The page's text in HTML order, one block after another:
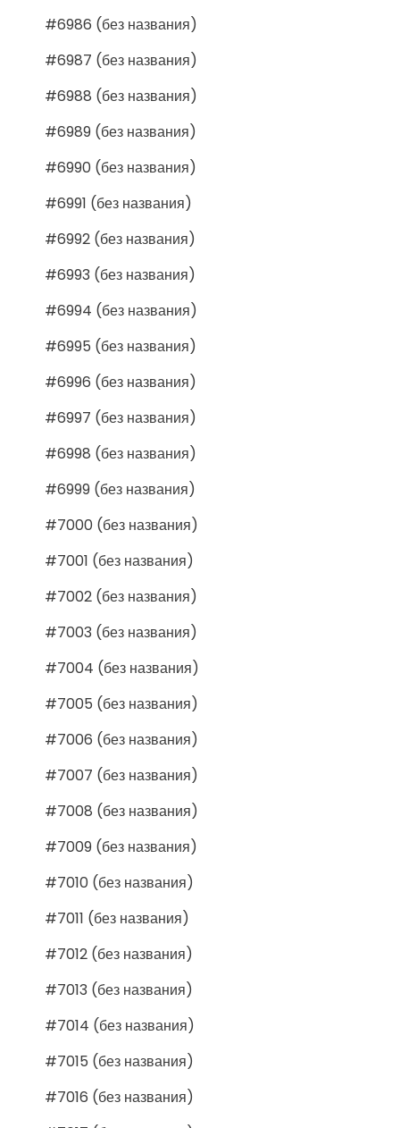
#6986 (без названия)
#6987 (без названия)
#6988 (без названия)
#6989 (без названия)
#6990 (без названия)
#6991 (без названия)
#6992 (без названия)
#6993 (без названия)
#6994 (без названия)
#6995 (без названия)
#6996 (без названия)
#6997 (без названия)
#6998 (без названия)
#6999 (без названия)
#7000 (без названия)
#7001 (без названия)
#7002 (без названия)
#7003 (без названия)
#7004 (без названия)
#7005 (без названия)
#7006 (без названия)
#7007 (без названия)
#7008 (без названия)
#7009 (без названия)
#7010 (без названия)
#7011 (без названия)
#7012 (без названия)
#7013 (без названия)
#7014 (без названия)
#7015 (без названия)
#7016 (без названия)